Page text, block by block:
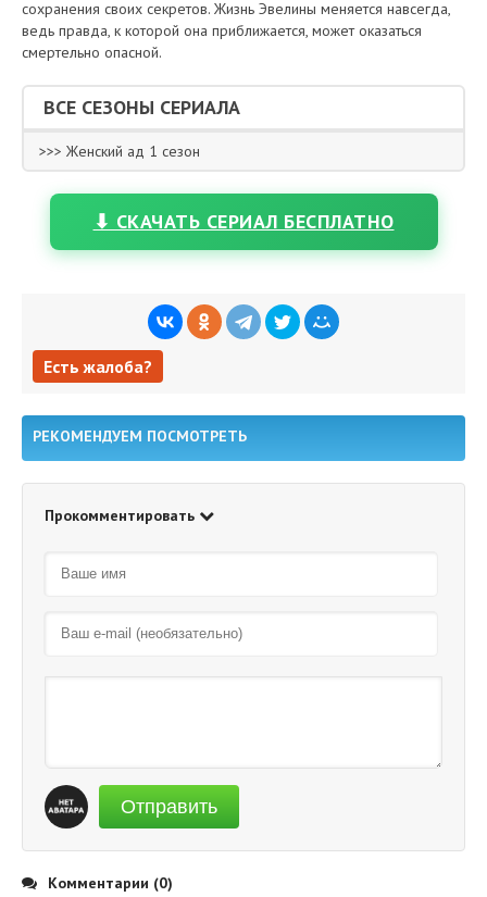
сохранения своих секретов. Жизнь Эвелины меняется навсегда,
ведь правда, к которой она приближается, может оказаться
смертельно опасной.
ВСЕ СЕЗОНЫ СЕРИАЛА
>>> Женский ад 1 сезон
⬇ СКАЧАТЬ СЕРИАЛ БЕСПЛАТНО
Есть жалоба?
РЕКОМЕНДУЕМ ПОСМОТРЕТЬ
Прокомментировать
Отправить
Комментарии (0)